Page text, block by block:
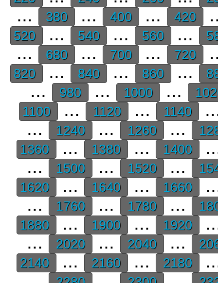
... 380 ... 400 ... 420
520 ... 540 ... 560 ...
... 680 ... 700 ... 720
820 ... 840 ... 860 ...
... 980 ... 1000 ...
1100
... 1120 ... 1140
...
1240 ... 1260 ...
1360
... 1380 ... 1400
...
1500 ... 1520 ...
1620
... 1640 ... 1660
...
1760 ... 1780 ...
1880
... 1900 ... 1920
...
2020 ... 2040 ...
2140
... 2160 ... 2180